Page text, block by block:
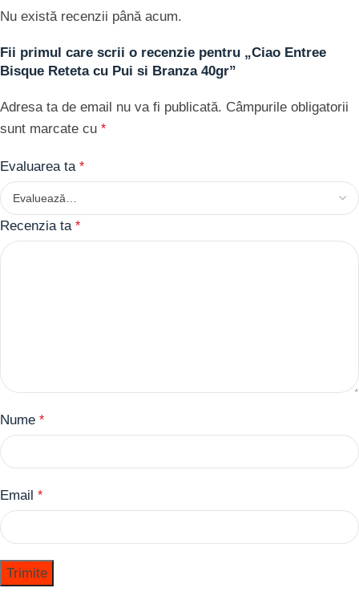
Nu există recenzii până acum.
Fii primul care scrii o recenzie pentru „Ciao Entree
Bisque Reteta cu Pui si Branza 40gr”
Adresa ta de email nu va fi publicată. Câmpurile obligatorii
sunt marcate cu *
Evaluarea ta *
Recenzia ta *
Nume *
Email *